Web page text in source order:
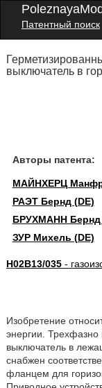
Патентный поиск
выключатель в
Авторы патента:
МАЙНХЕРЦ
РАЭТ Бернд (DE)
БРУХМАНН Бернд
ЗУР Михель (DE)
H02B13/035-
Изобретение
энергии. Трехфазно
выключатель в
снабжен
фланцем для